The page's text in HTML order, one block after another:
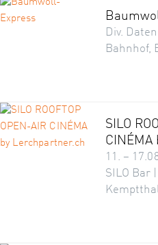
Div. Daten
Bahnhof,
SILO
CINÉMA
11. –
SILO Bar